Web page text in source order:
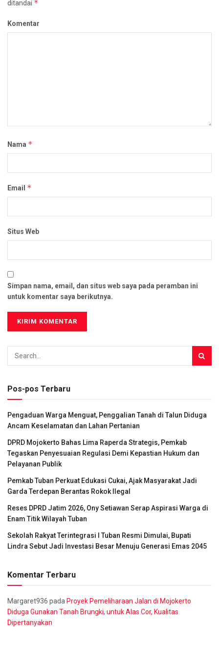
ditandai *
Komentar
Nama *
Email *
Situs Web
Simpan nama, email, dan situs web saya pada peramban ini
untuk komentar saya berikutnya.
Pos-pos Terbaru
Pengaduan Warga Menguat, Penggalian Tanah di Talun Diduga
Ancam Keselamatan dan Lahan Pertanian
DPRD Mojokerto Bahas Lima Raperda Strategis, Pemkab
Tegaskan Penyesuaian Regulasi Demi Kepastian Hukum dan
Pelayanan Publik
Pemkab Tuban Perkuat Edukasi Cukai, Ajak Masyarakat Jadi
Garda Terdepan Berantas Rokok Ilegal
Reses DPRD Jatim 2026, Ony Setiawan Serap Aspirasi Warga di
Enam Titik Wilayah Tuban
Sekolah Rakyat Terintegrasi I Tuban Resmi Dimulai, Bupati
Lindra Sebut Jadi Investasi Besar Menuju Generasi Emas 2045
Komentar Terbaru
Margaret936 pada Proyek Pemeliharaan Jalan di Mojokerto
Diduga Gunakan Tanah Brungki, untuk Alas Cor, Kualitas
Dipertanyakan